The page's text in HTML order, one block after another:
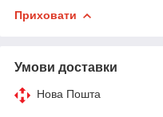
Приховати
Умови доставки
Нова Пошта